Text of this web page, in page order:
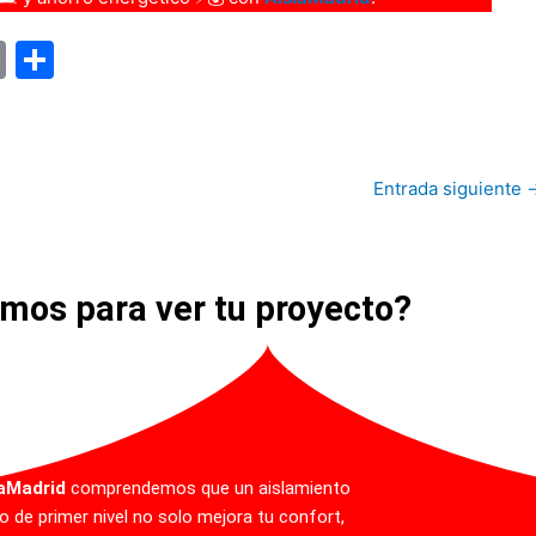
E
Entrada siguiente
para ver tu proyecto?
comprendemos que un aislamiento
de primer nivel no solo mejora tu confort,